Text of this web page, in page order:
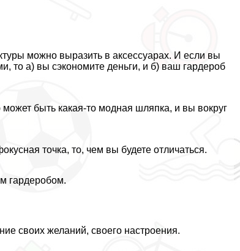
можно выразить в аксессуарах. И если вы
то а) вы сэкономите деньги, и б) ваш гардероб
быть какая-то модная шляпка, и вы вокруг
точка, то, чем вы будете отличаться.
гардеробом.
своих желаний, своего настроения.